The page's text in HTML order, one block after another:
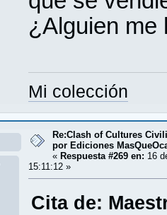
¿Alguien me
Mi colección
Re:Clash of Cultures
por Ediciones
« Respuesta #269 en: 16
15:11:12 »
Cita de: